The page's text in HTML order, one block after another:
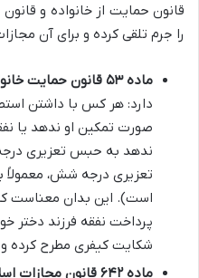
قانون حمایت از خانواده و
را جرم تلقی کرده و برای آن
ماده ۵۳ قانون حمایت خانواده:
دارد: هر کس با داشتن
صورت تمکین او ندهد یا
ندهد به حبس تعزیری
است). این بدان معناست که
پرداخت نفقه فرزند دختر
شکایت کیفری مطرح کرده
ماده ۶۴۲ قانون مجازات اسلامی (تعزیرات):